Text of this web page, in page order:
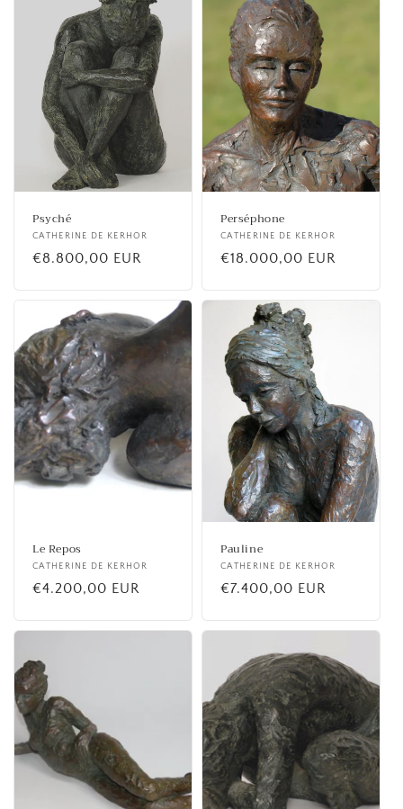
Psyché
Fournisseur :
CATHERINE DE KERHOR
Prix
€8.800,00 EUR
Perséphone
Fournisseur :
CATHERINE DE KERHOR
Prix
€18.000,00 EUR
Le Repos
Fournisseur :
CATHERINE DE KERHOR
Prix
€4.200,00 EUR
Pauline
Fournisseur :
CATHERINE DE KERHOR
Prix
€7.400,00 EUR